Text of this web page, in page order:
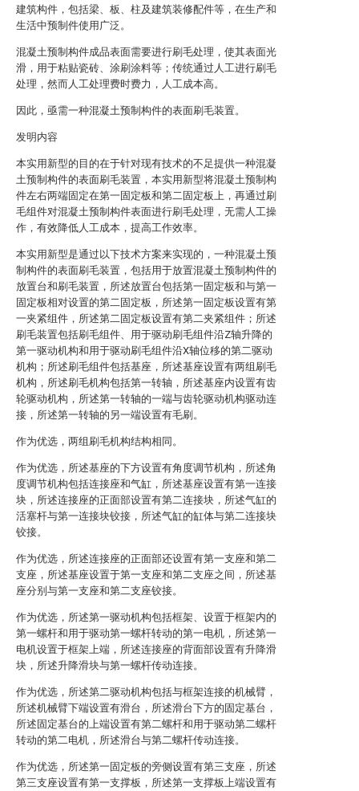
建筑构件，包括梁、板、柱及建筑装修配件等，在生产和
生活中预制件使用广泛。
混凝土预制构件成品表面需要进行刷毛处理，使其表面光
滑，用于粘贴瓷砖、涂刷涂料等；传统通过人工进行刷毛
处理，然而人工处理费时费力，人工成本高。
因此，亟需一种混凝土预制构件的表面刷毛装置。
发明内容
本实用新型的目的在于针对现有技术的不足提供一种混凝
土预制构件的表面刷毛装置，本实用新型将混凝土预制构
件左右两端固定在第一固定板和第二固定板上，再通过刷
毛组件对混凝土预制构件表面进行刷毛处理，无需人工操
作，有效降低人工成本，提高工作效率。
本实用新型是通过以下技术方案来实现的，一种混凝土预
制构件的表面刷毛装置，包括用于放置混凝土预制构件的
放置台和刷毛装置，所述放置台包括第一固定板和与第一
固定板相对设置的第二固定板，所述第一固定板设置有第
一夹紧组件，所述第二固定板设置有第二夹紧组件；所述
刷毛装置包括刷毛组件、用于驱动刷毛组件沿Z轴升降的
第一驱动机构和用于驱动刷毛组件沿X轴位移的第二驱动
机构；所述刷毛组件包括基座，所述基座设置有两组刷毛
机构，所述刷毛机构包括第一转轴，所述基座内设置有齿
轮驱动机构，所述第一转轴的一端与齿轮驱动机构驱动连
接，所述第一转轴的另一端设置有毛刷。
作为优选，两组刷毛机构结构相同。
作为优选，所述基座的下方设置有角度调节机构，所述角
度调节机构包括连接座和气缸，所述基座设置有第一连接
块，所述连接座的正面部设置有第二连接块，所述气缸的
活塞杆与第一连接块铰接，所述气缸的缸体与第二连接块
铰接。
作为优选，所述连接座的正面部还设置有第一支座和第二
支座，所述基座设置于第一支座和第二支座之间，所述基
座分别与第一支座和第二支座铰接。
作为优选，所述第一驱动机构包括框架、设置于框架内的
第一螺杆和用于驱动第一螺杆转动的第一电机，所述第一
电机设置于框架上端，所述连接座的背面部设置有升降滑
块，所述升降滑块与第一螺杆传动连接。
作为优选，所述第二驱动机构包括与框架连接的机械臂，
所述机械臂下端设置有滑台，所述滑台下方的固定基台，
所述固定基台的上端设置有第二螺杆和用于驱动第二螺杆
转动的第二电机，所述滑台与第二螺杆传动连接。
作为优选，所述第一固定板的旁侧设置有第三支座，所述
第三支座设置有第一支撑板，所述第一支撑板上端设置有